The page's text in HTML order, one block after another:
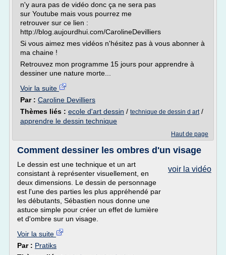
n'y aura pas de vidéo donc ça ne sera pas
sur Youtube mais vous pourrez me
retrouver sur ce lien :
http://blog.aujourdhui.com/CarolineDevilliers
Si vous aimez mes vidéos n'hésitez pas à vous abonner à
ma chaine !
Retrouvez mon programme 15 jours pour apprendre à
dessiner une nature morte...
Voir la suite
Par : Caroline Devilliers
Thèmes liés : ecole d'art dessin / technique de dessin d art/
apprendre le dessin technique
Haut de page
Comment dessiner les ombres d'un visage
voir la vidéo
Le dessin est une technique et un art
consistant à représenter visuellement, en
deux dimensions. Le dessin de personnage
est l'une des parties les plus appréhendé par
les débutants, Sébastien nous donne une
astuce simple pour créer un effet de lumière
et d'ombre sur un visage.
Voir la suite
Par : Pratiks